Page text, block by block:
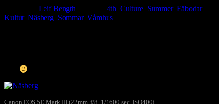
Leif Bength 4th Culture Summer Fäbodar,
Kultur, Näsberg Sommar, Våmhus
Canon EOS 5D Mark III (22mm, f/8, 1/1600 sec, ISO400)